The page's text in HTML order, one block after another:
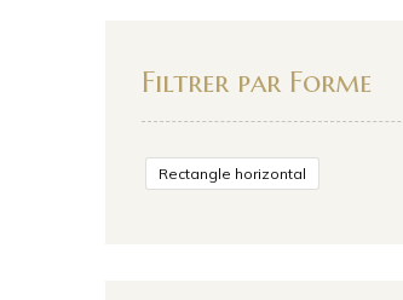
Filtrer par Forme
Rectangle horizontal